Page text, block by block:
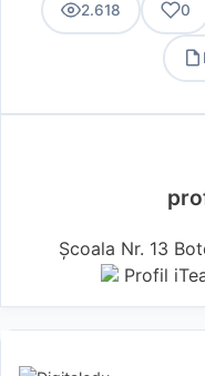
2.618 0
Şcoala Nr. 13
Profil